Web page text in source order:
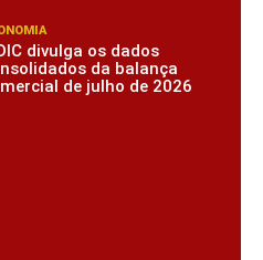
divulga os dados
da balança
de julho de 2026